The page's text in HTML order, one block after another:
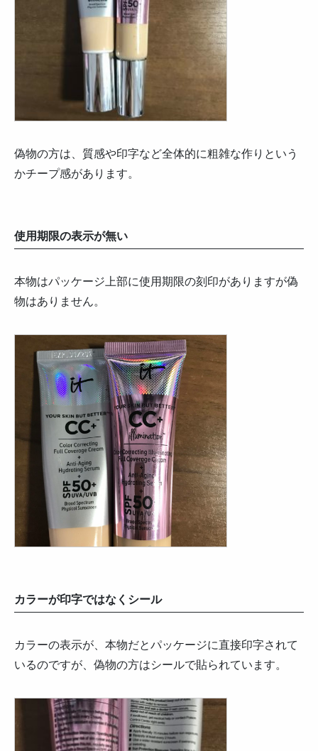
偽物の方は、質感や印字など全体的に粗雑な作りという
かチープ感があります。
使用期限の表示が無い
本物はパッケージ上部に使用期限の刻印がありますが偽
物はありません。
カラーが印字ではなくシール
カラーの表示が、本物だとパッケージに直接印字されて
いるのですが、偽物の方はシールで貼られています。